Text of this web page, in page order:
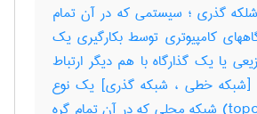
گذری ؛ سیستمی که در آن تمام
کامپیوتری توسط بکارگیری یک
یا یک گذارگاه با هم دیگر ارتباط
، [شبکه خطی ، شبکه گذری] یک نوع